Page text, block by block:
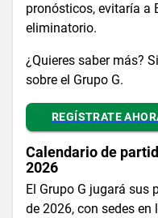
pronósticos, evitaría a
eliminatorio.
¿Quieres saber más?
sobre el Grupo G.
REGÍSTRATE
Calendario de
2026
El Grupo G jugará
de 2026, con sedes en